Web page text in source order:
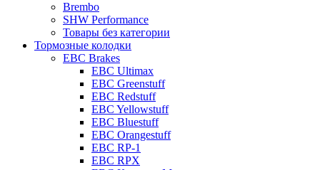
Brembo
SHW Performance
Товары без категории
Тормозные колодки
EBC Brakes
EBC Ultimax
EBC Greenstuff
EBC Redstuff
EBC Yellowstuff
EBC Bluestuff
EBC Orangestuff
EBC RP-1
EBC RPX